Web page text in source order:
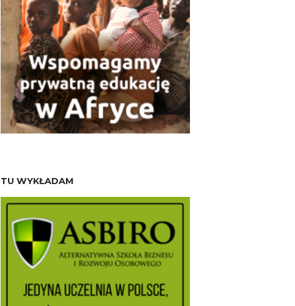
TU WYKŁADAM